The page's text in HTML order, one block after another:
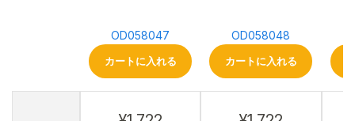
OD058047
カートに入れる
OD058048
カートに入れる